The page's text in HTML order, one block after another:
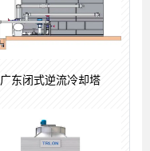
广东闭式逆流冷却塔